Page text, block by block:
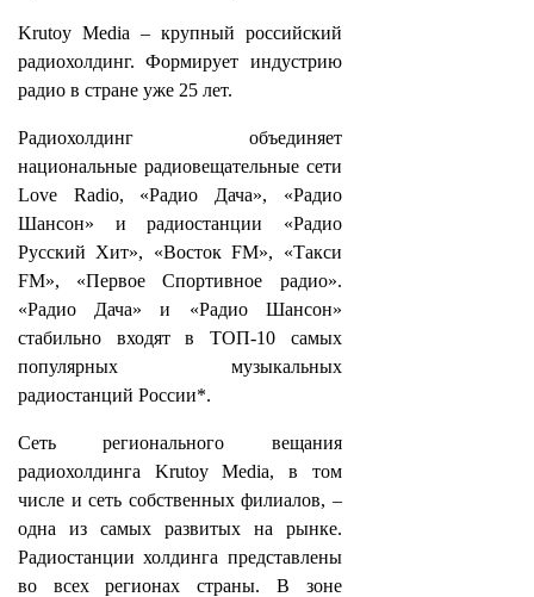
Krutoy Media – крупный российский
радиохолдинг. Формирует индустрию
радио в стране уже 25 лет.
Радиохолдинг объединяет
национальные радиовещательные сети
Love Radio, «Радио Дача», «Радио
Шансон» и радиостанции «Радио
Русский Хит», «Восток FM», «Такси
FM», «Первое Спортивное радио».
«Радио Дача» и «Радио Шансон»
стабильно входят в ТОП-10 самых
популярных музыкальных
радиостанций России*.
Сеть регионального вещания
радиохолдинга Krutoy Media, в том
числе и сеть собственных филиалов, –
одна из самых развитых на рынке.
Радиостанции холдинга представлены
во всех регионах страны. В зоне